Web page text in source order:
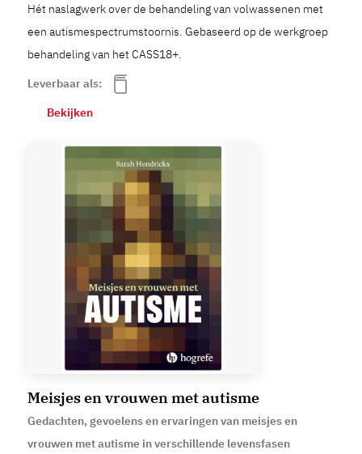
Hét naslagwerk over de behandeling van volwassenen met
een autismespectrumstoornis. Gebaseerd op de werkgroep
behandeling van het CASS18+.
Leverbaar als:
Bekijken
Meisjes en vrouwen met autisme
Gedachten, gevoelens en ervaringen van meisjes en
vrouwen met autisme in verschillende levensfasen